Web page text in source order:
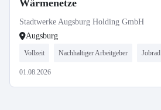
Wärmenetze
Stadtwerke Augsburg Holding GmbH
Augsburg
Vollzeit Nachhaltiger Arbeitgeber Jobrad
01.08.2026